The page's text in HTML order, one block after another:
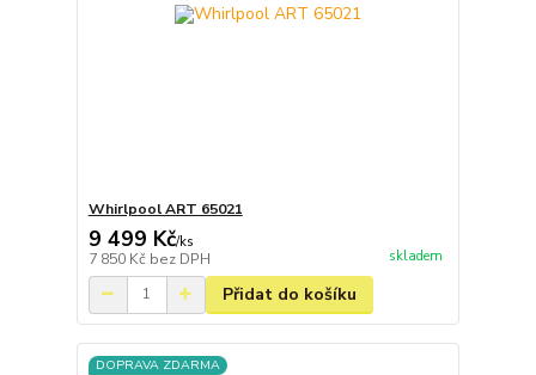
Whirlpool ART 65021
9 499 Kč/ks
7 850 Kč bez DPH skladem
Přidat do košíku
DOPRAVA ZDARMA